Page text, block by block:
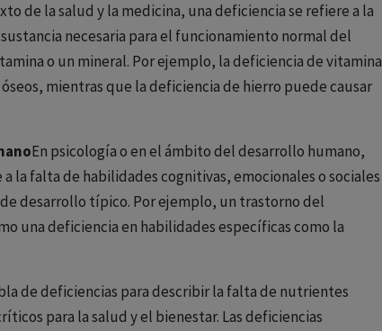
de la salud y la medicina, una deficiencia se refiere a la
necesaria para el funcionamiento normal del
o un mineral. Por ejemplo, la deficiencia de vitamina
mientras que la deficiencia de hierro puede causar
En psicología o en el ámbito del desarrollo humano,
la falta de habilidades cognitivas, emocionales o sociales
desarrollo típico. Por ejemplo, un trastorno del
una deficiencia en habilidades específicas como la
de deficiencias para describir la falta de nutrientes
para la salud y el bienestar. Las deficiencias